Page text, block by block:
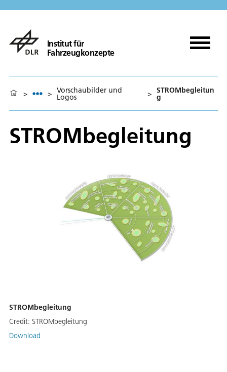
Institut für
Fahrzeugkonzepte
> > Vorschaubilder und
Logos > STROMbegleitun
g
STROMbegleitung
STROMbegleitung
Credit: STROMbegleitung
Download